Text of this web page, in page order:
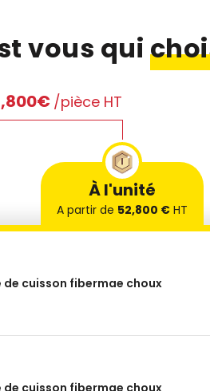
vous qui
/pièce HT
À l'unité
A partir de 52,800 € HT
de cuisson fibermae choux
de cuisson fibermae choux